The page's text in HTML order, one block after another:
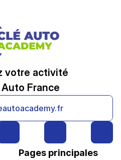
votre activité
France
Pages principales